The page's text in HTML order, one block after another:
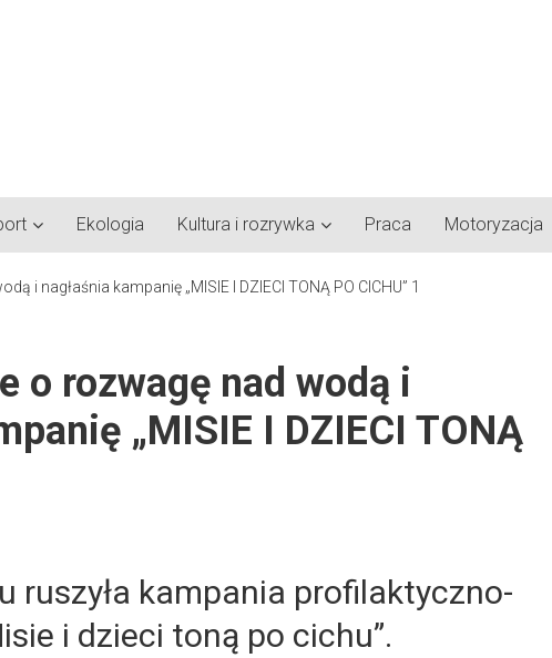
Ekologia Kultura i rozrywka Praca Motoryzacja
o rozwagę nad wodą i
„MISIE I DZIECI TONĄ
ruszyła kampania profilaktyczno-
i dzieci toną po cichu”.